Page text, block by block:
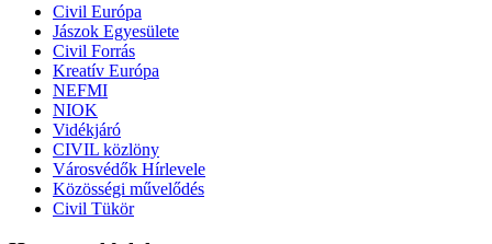
Civil Európa
Jászok Egyesülete
Civil Forrás
Kreatív Európa
NEFMI
NIOK
Vidékjáró
CIVIL közlöny
Városvédők Hírlevele
Közösségi művelődés
Civil Tükör